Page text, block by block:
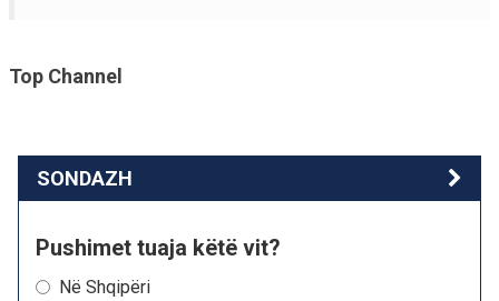
Top Channel
SONDAZH
Pushimet tuaja këtë vit?
Në Shqipëri